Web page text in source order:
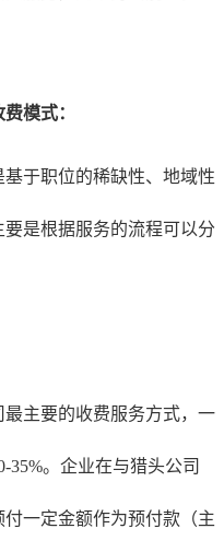
模式：
于职位的稀缺性、地域性
是根据服务的流程可以分
主要的收费服务方式，一
35%。企业在与猎头公司
一定金额作为预付款（主